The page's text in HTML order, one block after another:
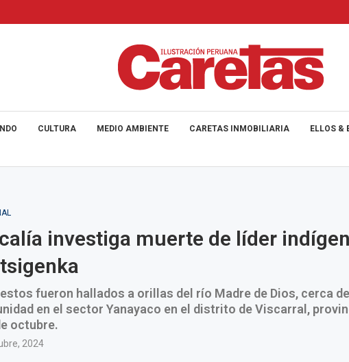
CULTURA MEDIO AMBIENTE CARETAS INMOBILIARIA ELLOS &
investiga muerte de líder
fueron hallados a orillas del río Madre de Dios, cerca
en el sector Yanayaco en el distrito de Viscarral,
octubre.
2024